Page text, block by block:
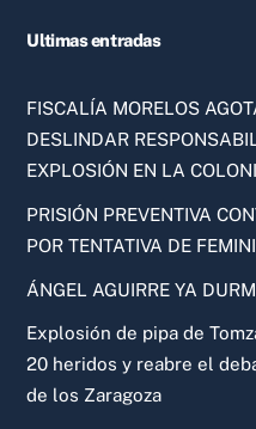
Ultimas entradas
FISCALÍA MORELOS
DESLINDAR
EXPLOSIÓN EN LA
PRISIÓN PREVENTIVA
POR TENTATIVA DE
ÁNGEL AGUIRRE YA
Explosión de pipa de
20 heridos y reabre el
de los Zaragoza